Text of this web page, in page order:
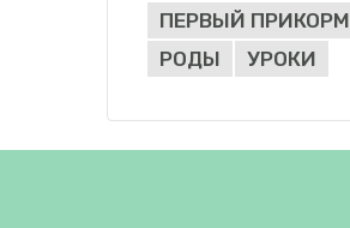
ПЕРВЫЙ ПРИКОРМ
РОДЫ
УРОКИ